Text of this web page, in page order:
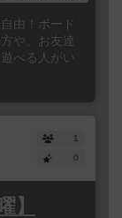
由！ボード
や、お友達
べる人がい
1
0
】